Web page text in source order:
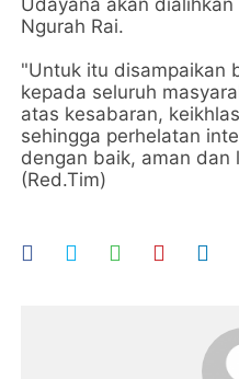
Udayana akan
Ngurah Rai.
"Untuk itu disampaikan
kepada seluruh
atas kesabaran,
sehingga perhelatan
dengan baik, aman dan
(Red.Tim)